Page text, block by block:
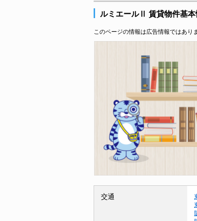
ルミエールⅡ 賃貸物件基本
このページの情報は広告情報ではあり
交通